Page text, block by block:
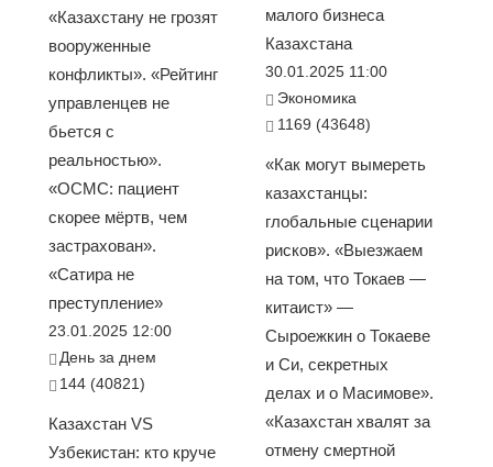
«Казахстану не грозят
вооруженные
конфликты». «Рейтинг
управленцев не
бьется с
реальностью».
«ОСМС: пациент
скорее мёртв, чем
застрахован».
«Сатира не
преступление»
23.01.2025 12:00
День за днем
144 (40821)
Казахстан VS
Узбекистан: кто круче
малого бизнеса
Казахстана
30.01.2025 11:00
Экономика
1169 (43648)
«Как могут вымереть
казахстанцы:
глобальные сценарии
рисков». «Выезжаем
на том, что Токаев —
китаист» —
Сыроежкин о Токаеве
и Си, секретных
делах и о Масимове».
«Казахстан хвалят за
отмену смертной